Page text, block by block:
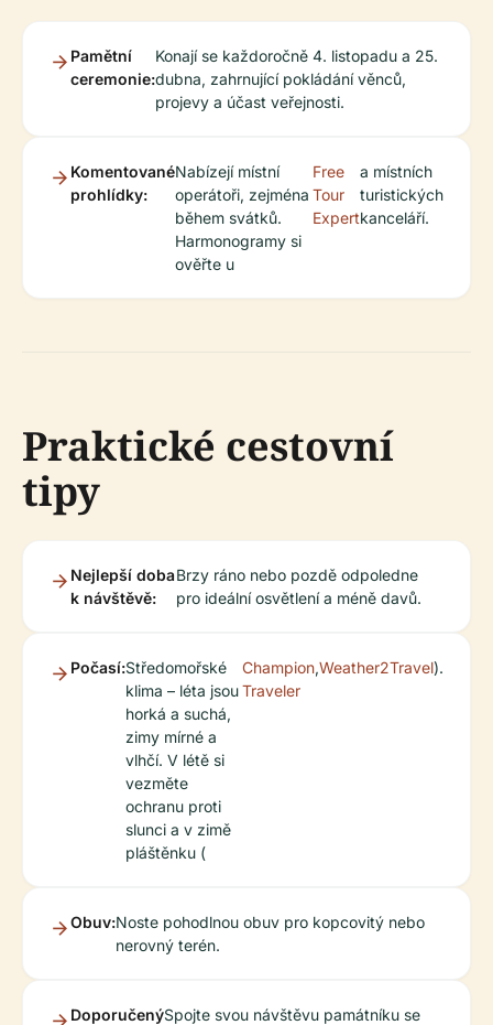
Pamětní
ceremonie:
Konají se každoročně 4. listopadu a 25.
dubna, zahrnující pokládání věnců,
projevy a účast veřejnosti.
Komentované
prohlídky:
Nabízejí místní
operátoři, zejména
během svátků.
Harmonogramy si
ověřte u
Free
Tour
Expert
a místních
turistických
kanceláří.
Praktické cestovní
tipy
Nejlepší doba
k návštěvě:
Brzy ráno nebo pozdě odpoledne
pro ideální osvětlení a méně davů.
Počasí:Středomořské
klima – léta jsou
horká a suchá,
zimy mírné a
vlhčí. V létě si
vezměte
ochranu proti
slunci a v zimě
pláštěnku (
Champion
Traveler
,Weather2Travel).
Obuv:Noste pohodlnou obuv pro kopcovitý nebo
nerovný terén.
DoporučenýSpojte svou návštěvu památníku se